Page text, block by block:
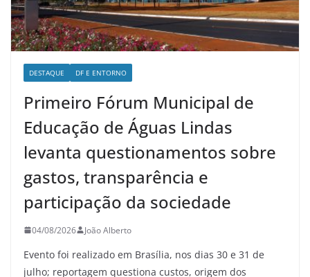
DESTAQUE DF E ENTORNO
Primeiro Fórum Municipal de
Educação de Águas Lindas
levanta questionamentos sobre
gastos, transparência e
participação da sociedade
04/08/2026 João Alberto
Evento foi realizado em Brasília, nos dias 30 e 31 de
julho; reportagem questiona custos, origem dos